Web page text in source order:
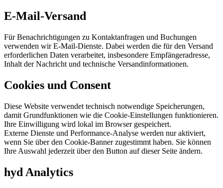
E-Mail-Versand
Für Benachrichtigungen zu Kontaktanfragen und Buchungen
verwenden wir E-Mail-Dienste. Dabei werden die für den Versand
erforderlichen Daten verarbeitet, insbesondere Empfängeradresse,
Inhalt der Nachricht und technische Versandinformationen.
Cookies und Consent
Diese Website verwendet technisch notwendige Speicherungen,
damit Grundfunktionen wie die Cookie-Einstellungen funktionieren.
Ihre Einwilligung wird lokal im Browser gespeichert.
Externe Dienste und Performance-Analyse werden nur aktiviert,
wenn Sie über den Cookie-Banner zugestimmt haben. Sie können
Ihre Auswahl jederzeit über den Button auf dieser Seite ändern.
hyd Analytics